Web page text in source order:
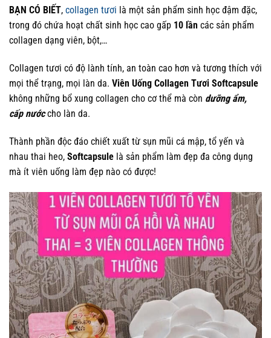
BẠN CÓ BIẾT, collagen tươi là một sản phẩm sinh học đậm đặc,
trong đó chứa hoạt chất sinh học cao gấp 10 lần các sản phẩm
collagen dạng viên, bột,…
Collagen tươi có độ lành tính, an toàn cao hơn và tương thích với
mọi thể trạng, mọi làn da. Viên Uống Collagen Tươi Softcapsule
không những bổ xung collagen cho cơ thể mà còn dưỡng ẩm,
cấp nướccho làn da.
Thành phần độc đáo chiết xuất từ sụn mũi cá mập, tổ yến và
nhau thai heo, Softcapsule là sản phẩm làm đẹp đa công dụng
mà ít viên uống làm đẹp nào có được!